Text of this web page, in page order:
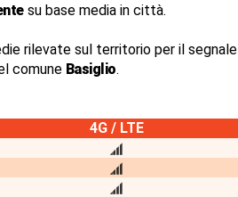
su base media in città.
rilevate sul territorio per il segnale
comune Basiglio.
4G / LTE